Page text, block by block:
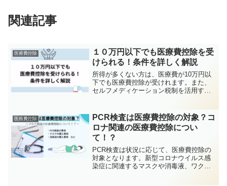
関連記事
医療費控除
１０万円以下でも医療費控除を受
けられる！条件を詳しく解説
所得が多くない方は、医療費が10万円以
下でも医療費控除が受けれます。また、
セルフメディケーション税制を活用すれ
す。この記事では、医療費が10万円以下
でも医療費控除を受けられる条件につい
て、詳しく解説します。
医療費控除
PCR検査は医療費控除の対象？コ
ロナ関連の医療費控除につい
て！？
PCR検査は状況に応じて、医療費控除の
対象となります。新型コロナウイルス感
染症に関連するマスクや消毒液、ワクチ